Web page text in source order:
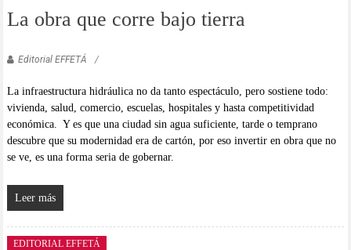
La obra que corre bajo tierra
Editorial EFFETÁ
La infraestructura hidráulica no da tanto espectáculo, pero sostiene todo:
vivienda, salud, comercio, escuelas, hospitales y hasta competitividad
económica. Y es que una ciudad sin agua suficiente, tarde o temprano
descubre que su modernidad era de cartón, por eso invertir en obra que no
se ve, es una forma seria de gobernar.
Leer más
EDITORIAL EFFETÁ